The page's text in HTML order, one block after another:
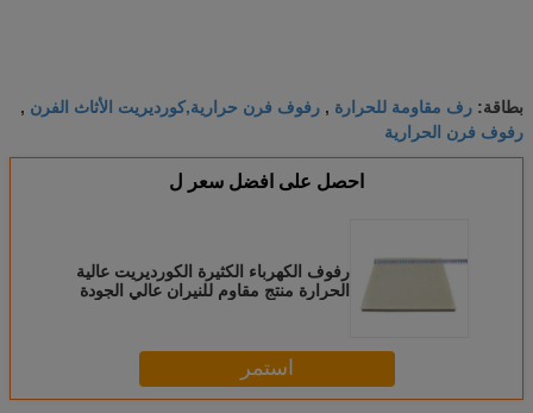
بطاقة: رف مقاومة للحرارة , رفوف فرن حرارية,كورديريت الأثاث الفرن ,
رفوف فرن الحرارية
احصل على افضل سعر ل
رفوف الكهرباء الكثيرة الكورديريت عالية
الحرارة منتج مقاوم للنيران عالي الجودة
استمر